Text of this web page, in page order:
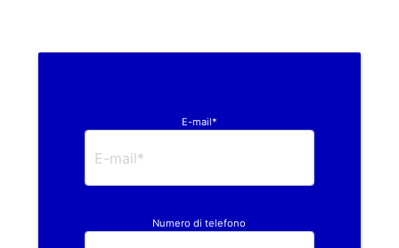
E-mail*
Numero di telefono